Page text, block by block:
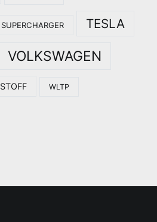
SUPERCHARGER TESLA
VOLKSWAGEN
WLTP